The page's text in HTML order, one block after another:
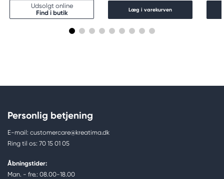
Udsolgt online
Find i butik
Læg i varekurven
Personlig betjening
E-mail: customercare@kreatima.dk
Ring til os: 70 15 01 05
Åbningstider:
Man. - fre.: 08.00-18.00